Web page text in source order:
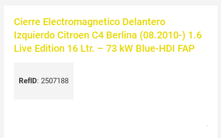
Cierre Electromagnetico Delantero
Izquierdo Citroen C4 Berlina (08.2010-) 1.6
Live Edition 16 Ltr. – 73 kW Blue-HDI FAP
RefID: 2507188